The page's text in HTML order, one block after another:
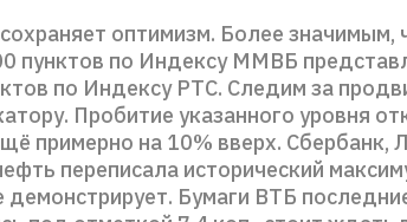
оптимизм. Более значимым,
пунктов по Индексу ММВБ
по Индексу РТС. Следим за
Пробитие указанного уровня
примерно на 10% вверх.
переписала исторический
Бумаги ВТБ